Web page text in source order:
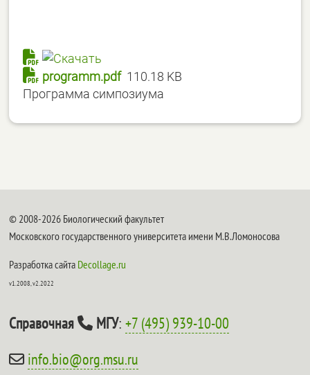
programm.pdf110.18 KB
Программа симпозиума
© 2008-2026 Биологический факультет
Московского государственного университета имени М.В.Ломоносова
Разработка сайта Decollage.ru
v1.2008, v2.2022
Справочная МГУ:+7 (495) 939-10-00
info.bio@org.msu.ru